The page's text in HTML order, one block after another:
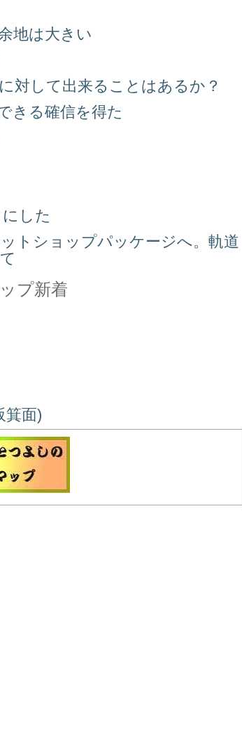
地は大きい
対して出来ることはあるか？
きる確信を得た
した
トショップパッケージへ。軌道
プ新着
箕面)